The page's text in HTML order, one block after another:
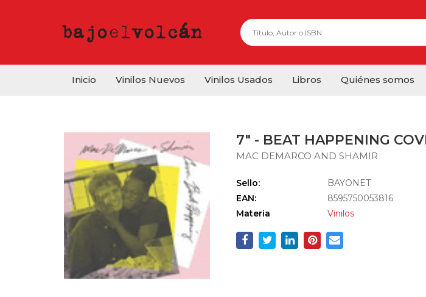
Inicio Vinilos Nuevos Vinilos Usados Libros Quiénes somos
7" - BEAT HAPPENING
MAC DEMARCO AND SHAMIR
Sello:
BAYONET
EAN:
8595750053816
Materia
Vinilos